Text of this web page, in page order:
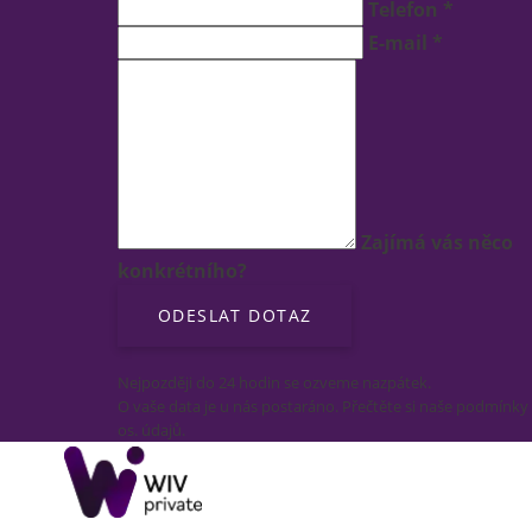
Telefon *
E-mail *
Zajímá vás něco
konkrétního?
Nejpozději do 24 hodin se ozveme nazpátek.
O vaše data je u nás postaráno. Přečtěte si naše
os. údajů.